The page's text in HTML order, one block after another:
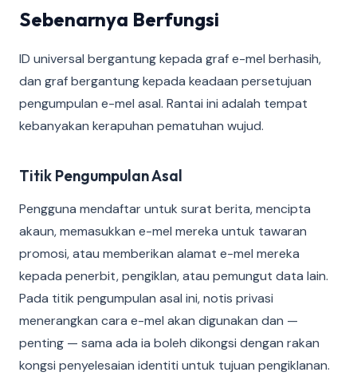
Sebenarnya Berfungsi
ID universal bergantung kepada graf e-mel berhasih,
dan graf bergantung kepada keadaan persetujuan
pengumpulan e-mel asal. Rantai ini adalah tempat
kebanyakan kerapuhan pematuhan wujud.
Titik Pengumpulan Asal
Pengguna mendaftar untuk surat berita, mencipta
akaun, memasukkan e-mel mereka untuk tawaran
promosi, atau memberikan alamat e-mel mereka
kepada penerbit, pengiklan, atau pemungut data lain.
Pada titik pengumpulan asal ini, notis privasi
menerangkan cara e-mel akan digunakan dan —
penting — sama ada ia boleh dikongsi dengan rakan
kongsi penyelesaian identiti untuk tujuan pengiklanan.